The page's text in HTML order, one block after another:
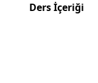
Ders İçeriği